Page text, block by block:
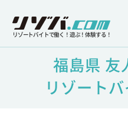
リゾートバイトで働く！遊ぶ！体験する！
福島県 友
リゾート